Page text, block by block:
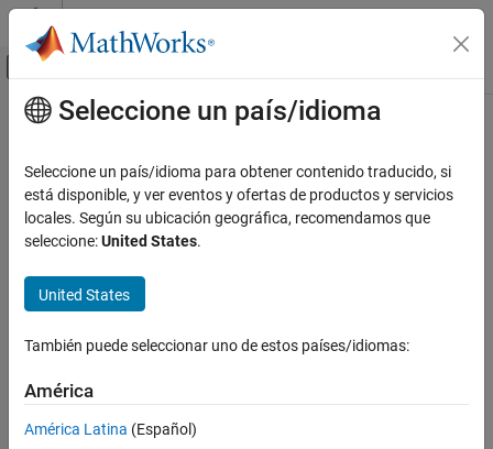
Saltar al contenido
Mostrar/ocultar menú de navegación
Inicio de Documentación
Contenido principal
How useful was this information?
Seleccione un país/idioma
Seleccione un país/idioma para obtener contenido traducido, si
está disponible, y ver eventos y ofertas de productos y servicios
locales. Según su ubicación geográfica, recomendamos que
seleccione:United States.
United States
También puede seleccionar uno de estos países/idiomas:
América
América Latina (Español)